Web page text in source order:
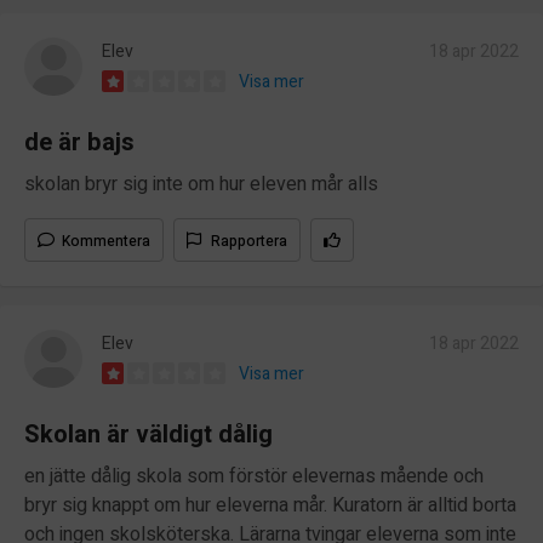
Elev
Visa mer
de är bajs
skolan bryr sig inte om hur eleven mår alls
Kommentera Rapportera
Elev
Visa mer
Skolan är väldigt dålig
en jätte dålig skola som förstör elevernas mående och
bryr sig knappt om hur eleverna mår. Kuratorn är alltid borta
och ingen skolsköterska. Lärarna tvingar eleverna som inte